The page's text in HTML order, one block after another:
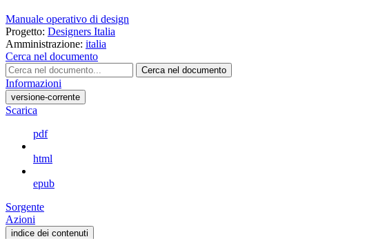
Manuale operativo di design
Progetto: Designers Italia
Amministrazione: italia
Cerca nel documento
Cerca nel documento
Informazioni
versione-corrente
Scarica
pdf
html
epub
Sorgente
Azioni
indice dei contenuti